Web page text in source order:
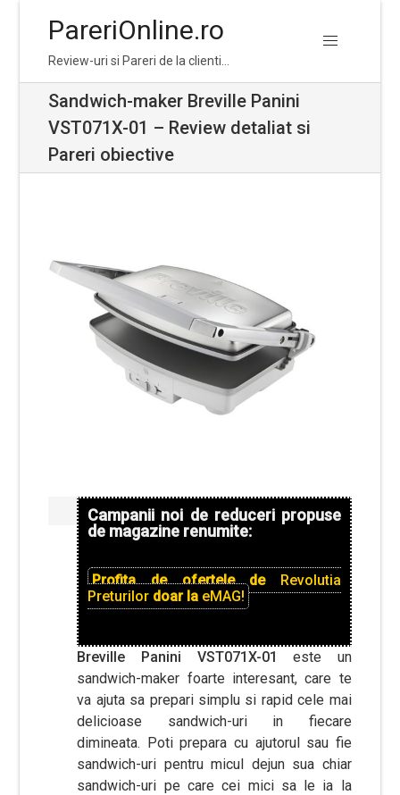
navigation
content
PareriOnline.ro
Review-uri si Pareri de la clienti…
Sandwich-maker Breville Panini
VST071X-01 – Review detaliat si
Pareri obiective
Campanii noi de reduceri propuse
de magazine renumite:
Profita de ofertele de Revolutia
Preturilor doar la eMAG!
Breville Panini VST071X-01este un
sandwich-maker foarte interesant, care te
va ajuta sa prepari simplu si rapid cele mai
delicioase sandwich-uri in fiecare
dimineata. Poti prepara cu ajutorul sau fie
sandwich-uri pentru micul dejun sua chiar
sandwich-uri pe care cei mici sa le ia la